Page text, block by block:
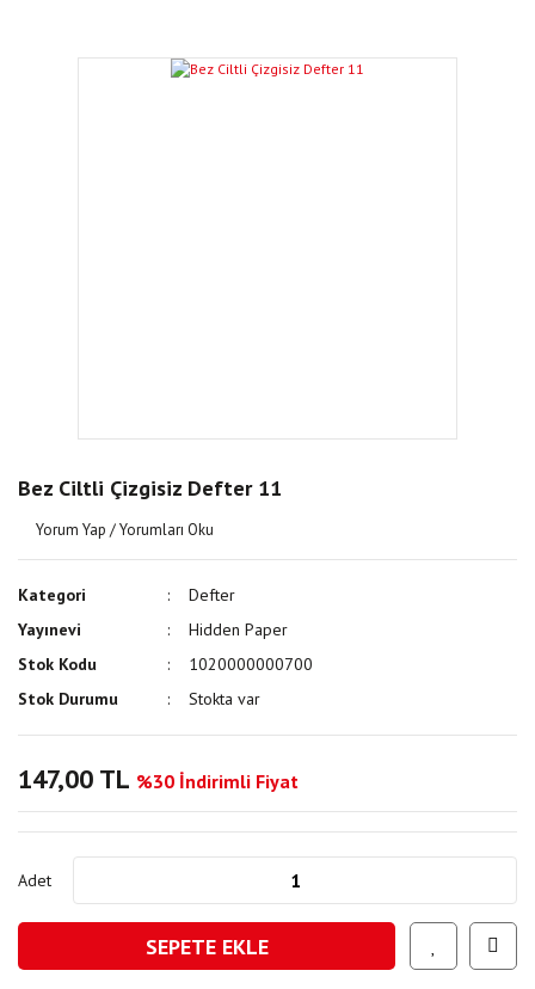
Bez Ciltli Çizgisiz Defter 11
Yorum Yap / Yorumları Oku
Kategori
Defter
Yayınevi
Hidden Paper
Stok Kodu
1020000000700
Stok Durumu
Stokta var
147,00 TL %30 İndirimli Fiyat
Adet
SEPETE EKLE